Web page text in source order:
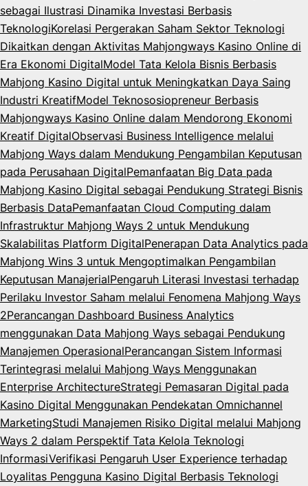
sebagai Ilustrasi Dinamika Investasi Berbasis
TeknologiKorelasi Pergerakan Saham Sektor Teknologi
Dikaitkan dengan Aktivitas Mahjongways Kasino Online di
Era Ekonomi DigitalModel Tata Kelola Bisnis Berbasis
Mahjong Kasino Digital untuk Meningkatkan Daya Saing
Industri KreatifModel Teknososiopreneur Berbasis
Mahjongways Kasino Online dalam Mendorong Ekonomi
Kreatif DigitalObservasi Business Intelligence melalui
Mahjong Ways dalam Mendukung Pengambilan Keputusan
pada Perusahaan DigitalPemanfaatan Big Data pada
Mahjong Kasino Digital sebagai Pendukung Strategi Bisnis
Berbasis DataPemanfaatan Cloud Computing dalam
Infrastruktur Mahjong Ways 2 untuk Mendukung
Skalabilitas Platform DigitalPenerapan Data Analytics pada
Mahjong Wins 3 untuk Mengoptimalkan Pengambilan
Keputusan ManajerialPengaruh Literasi Investasi terhadap
Perilaku Investor Saham melalui Fenomena Mahjong Ways
2Perancangan Dashboard Business Analytics
menggunakan Data Mahjong Ways sebagai Pendukung
Manajemen OperasionalPerancangan Sistem Informasi
Terintegrasi melalui Mahjong Ways Menggunakan
Enterprise ArchitectureStrategi Pemasaran Digital pada
Kasino Digital Menggunakan Pendekatan Omnichannel
MarketingStudi Manajemen Risiko Digital melalui Mahjong
Ways 2 dalam Perspektif Tata Kelola Teknologi
InformasiVerifikasi Pengaruh User Experience terhadap
Loyalitas Pengguna Kasino Digital Berbasis Teknologi